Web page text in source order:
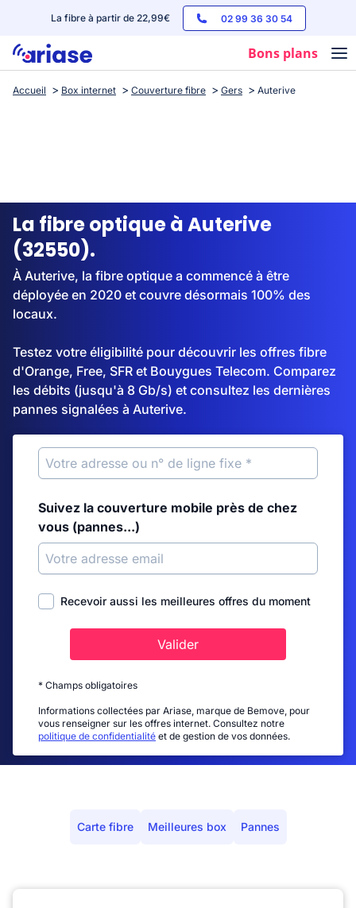
La fibre à partir de 22,99€ 02 99 36 30 54
Bons plans
Box internet
Streaming
Accueil Box internet Couverture fibre Gers Auterive
La fibre optique à Auterive
(32550).
À Auterive, la fibre optique a commencé à être
déployée en 2020 et couvre désormais 100% des
locaux.
Testez votre éligibilité pour découvrir les offres fibre
d'Orange, Free, SFR et Bouygues Telecom. Comparez
les débits (jusqu'à 8 Gb/s) et consultez les dernières
pannes signalées à Auterive.
Suivez la couverture mobile près de chez
vous (pannes...)
Recevoir aussi les meilleures offres du moment
Valider
* Champs obligatoires
Informations collectées par Ariase, marque de Bemove, pour
vous renseigner sur les offres internet. Consultez notre
politique de confidentialité et de gestion de vos données.
Carte fibre Meilleures box Pannes